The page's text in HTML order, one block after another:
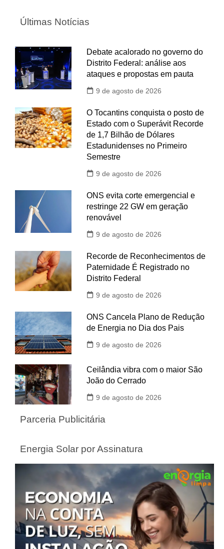
Últimas Notícias
Debate acalorado no governo do
Distrito Federal: análise aos
ataques e propostas em pauta
9 de agosto de 2026
O Tocantins conquista o posto de
Estado com o Superávit Recorde
de 1,7 Bilhão de Dólares
Estadunidenses no Primeiro
Semestre
9 de agosto de 2026
ONS evita corte emergencial e
restringe 22 GW em geração
renovável
9 de agosto de 2026
Recorde de Reconhecimentos de
Paternidade É Registrado no
Distrito Federal
9 de agosto de 2026
ONS Cancela Plano de Redução
de Energia no Dia dos Pais
9 de agosto de 2026
Ceilândia vibra com o maior São
João do Cerrado
9 de agosto de 2026
Parceria Publicitária
Energia Solar por Assinatura